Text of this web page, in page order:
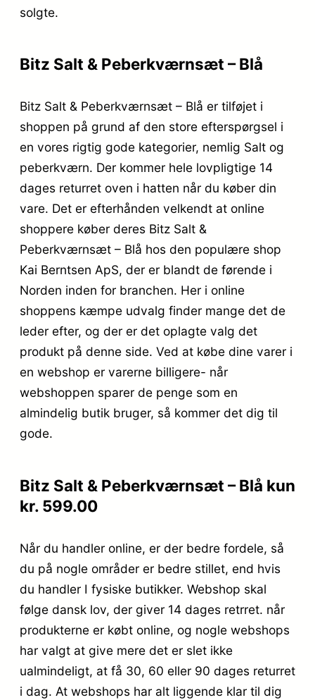
solgte.
Bitz Salt & Peberkværnsæt – Blå
Bitz Salt & Peberkværnsæt – Blå er tilføjet i
shoppen på grund af den store efterspørgsel i
en vores rigtig gode kategorier, nemlig Salt og
peberkværn. Der kommer hele lovpligtige 14
dages returret oven i hatten når du køber din
vare. Det er efterhånden velkendt at online
shoppere køber deres Bitz Salt &
Peberkværnsæt – Blå hos den populære shop
Kai Berntsen ApS, der er blandt de førende i
Norden inden for branchen. Her i online
shoppens kæmpe udvalg finder mange det de
leder efter, og der er det oplagte valg det
produkt på denne side. Ved at købe dine varer i
en webshop er varerne billigere- når
webshoppen sparer de penge som en
almindelig butik bruger, så kommer det dig til
gode.
Bitz Salt & Peberkværnsæt – Blå kun
kr. 599.00
Når du handler online, er der bedre fordele, så
du på nogle områder er bedre stillet, end hvis
du handler I fysiske butikker. Webshop skal
følge dansk lov, der giver 14 dages retrret. når
produkterne er købt online, og nogle webshops
har valgt at give mere det er slet ikke
ualmindeligt, at få 30, 60 eller 90 dages returret
i dag. At webshops har alt liggende klar til dig